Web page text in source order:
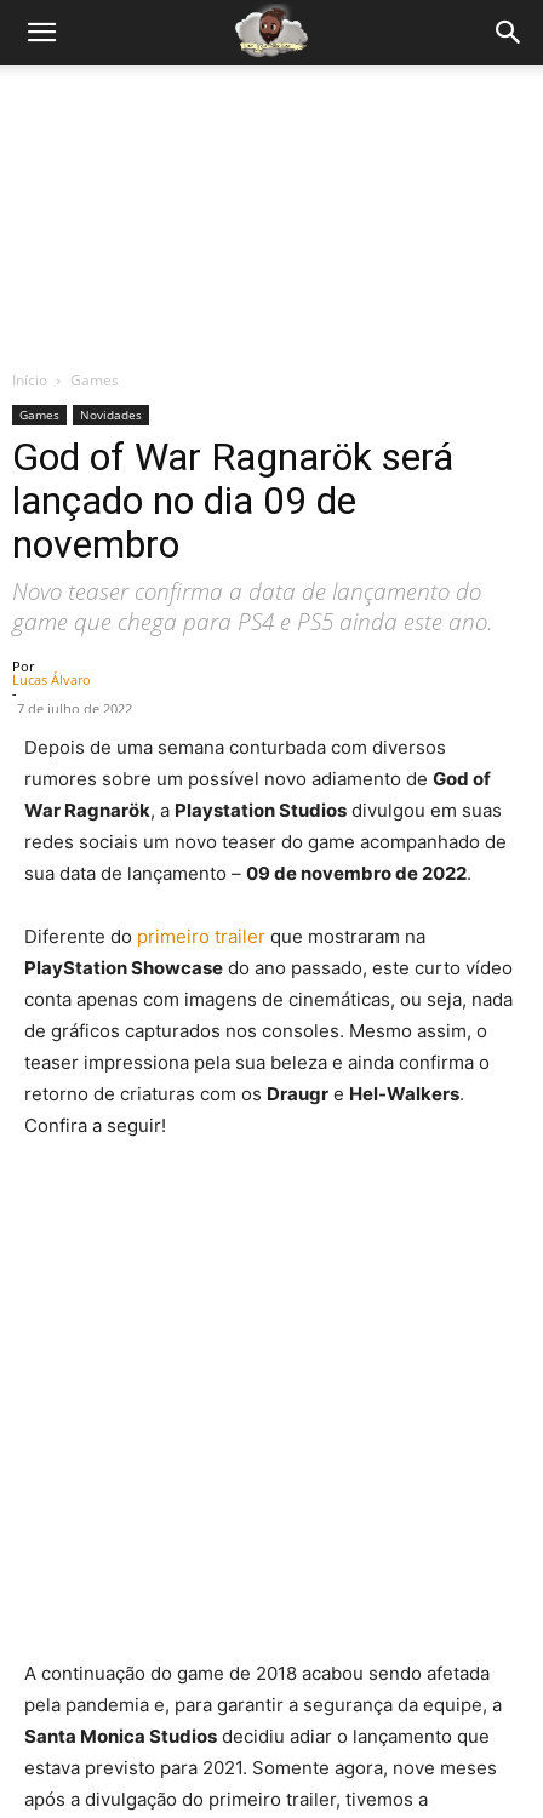
Início Games
Games Novidades
God of War Ragnarök será
lançado no dia 09 de
novembro
Novo teaser confirma a data de lançamento do
game que chega para PS4 e PS5 ainda este ano.
Por
Lucas Álvaro
-
7 de julho de 2022
Depois de uma semana conturbada com diversos
rumores sobre um possível novo adiamento de God of
War Ragnarök, a Playstation Studios divulgou em suas
redes sociais um novo teaser do game acompanhado de
sua data de lançamento – 09 de novembro de 2022.
Diferente do primeiro trailer que mostraram na
PlayStation Showcase do ano passado, este curto vídeo
conta apenas com imagens de cinemáticas, ou seja, nada
de gráficos capturados nos consoles. Mesmo assim, o
teaser impressiona pela sua beleza e ainda confirma o
retorno de criaturas com os Draugr e Hel-Walkers.
Confira a seguir!
A continuação do game de 2018 acabou sendo afetada
pela pandemia e, para garantir a segurança da equipe, a
Santa Monica Studios decidiu adiar o lançamento que
estava previsto para 2021. Somente agora, nove meses
após a divulgação do primeiro trailer, tivemos a